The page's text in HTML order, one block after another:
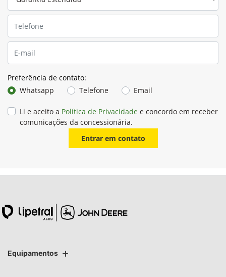
Preferência de contato:
Whatsapp
Telefone Email
Li e aceito a Política de Privacidade e concordo em receber
comunicações da concessionária.
Entrar em contato
Equipamentos